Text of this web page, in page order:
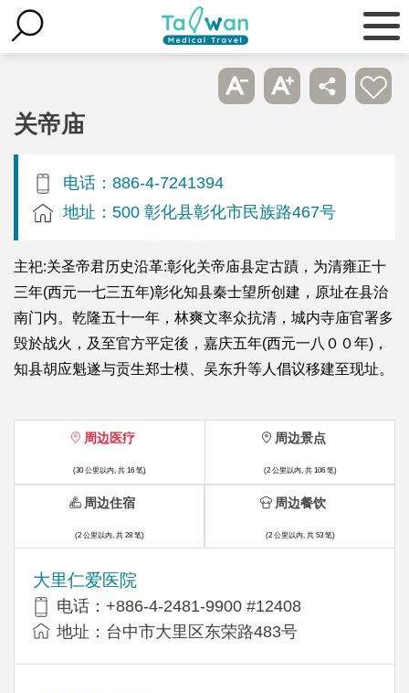
关帝庙
电话：886-4-7241394
地址：500 彰化县彰化市民族路467号
主祀:关圣帝君历史沿革:彰化关帝庙县定古蹟，为清雍正十
三年(西元一七三五年)彰化知县秦士望所创建，原址在县治
南门内。乾隆五十一年，林爽文率众抗清，城内寺庙官署多
毁於战火，及至官方平定後，嘉庆五年(西元一八００年)，
知县胡应魁遂与贡生郑士模、吴东升等人倡议移建至现址。
周边医疗
(30 公里以内, 共 16 笔)
大里仁爱医院
电话：+886-4-2481-9900 #12408
地址：台中市大里区东荣路483号
周边景点
(2 公里以内, 共 106 笔)
周边住宿
(2 公里以内, 共 28 笔)
周边餐饮
(2 公里以内, 共 53 笔)